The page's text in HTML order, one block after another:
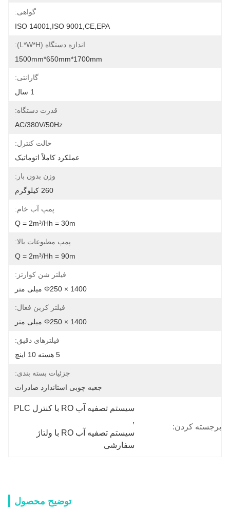
گواهی:
ISO 14001,ISO 9001,CE,EPA
اندازه دستگاه (L*W*H):
1500mm*650mm*1700mm
گارانتی:
1 سال
قدرت دستگاه:
AC/380V/50Hz
حالت کنترل:
عملکرد کاملاً اتوماتیک
وزن بدون بار:
260 کیلوگرم
پمپ آب خام:
Q = 2m³/hh = 30m
پمپ مطبوعات بالا:
Q = 2m³/hh = 90m
فیلتر شن کوارتز:
Φ250 × 1400 میلی متر
فیلتر کربن فعال:
Φ250 × 1400 میلی متر
فیلترهای دقیق:
5 هسته 10 اینچ
جزئیات بسته بندی:
جعبه چوبی استاندارد صادرات
برجسته کردن:
سیستم تصفیه آب RO با کنترل PLC
,
سفارشی
توضیح محصول